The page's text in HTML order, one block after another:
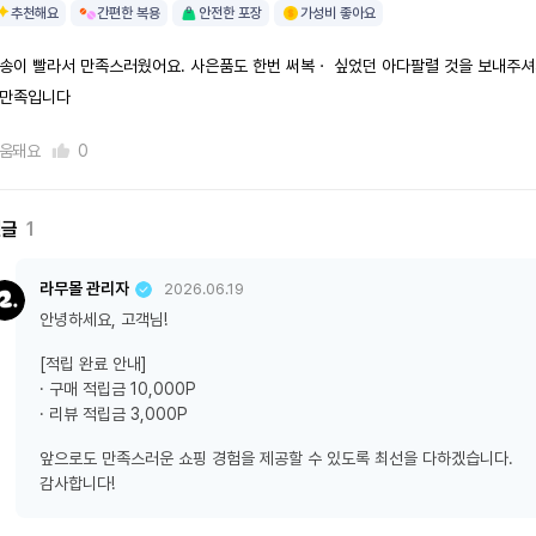
추천해요 간편한 복용 안전한 포장 가성비 좋아요
이 빨라서 만족스러웠어요. 사은품도 한번 써복ㆍ 싶었던 아다팔렬 것을 보내주
족입니다
돼요 0
1
라무몰 관리자 2026.06.19
안녕하세요, 고객님!
[적립 완료 안내]
· 구매 적립금 10,000P
· 리뷰 적립금 3,000P
앞으로도 만족스러운 쇼핑 경험을 제공할 수 있도록 최선을 다하겠습니다.
감사합니다!